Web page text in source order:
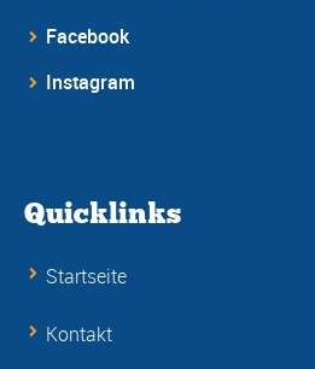
Facebook
Instagram
Quicklinks
Startseite
Kontakt